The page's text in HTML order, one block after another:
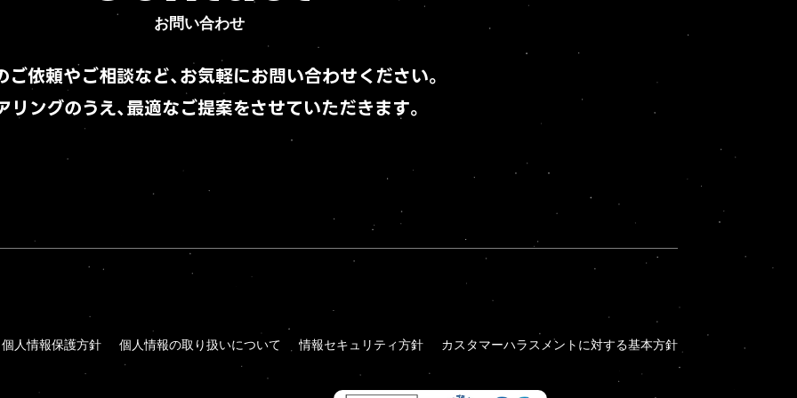
Contact
お問い合わせ
お問い合わせ
ご依頼やご相談など、 お気軽にお問い合わせください。
リングのうえ、 最適なご提案をさせていただきます。
個人情報保護方針
個人情報保護方針
個人情報の取り扱いについて
個人情報の取り扱いについて
情報セキュリティ方針
情報セキュリティ方針 カスタマーハラスメントに対する基本方針